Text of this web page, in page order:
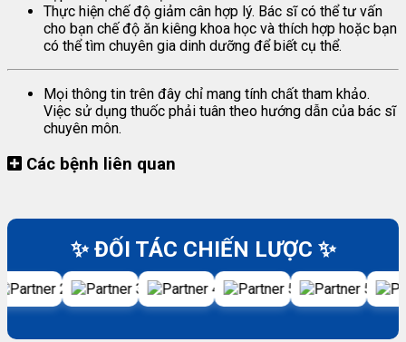
Thực hiện chế độ giảm cân hợp lý. Bác sĩ có thể tư vấn
cho bạn chế độ ăn kiêng khoa học và thích hợp hoặc bạn
có thể tìm chuyên gia dinh dưỡng để biết cụ thể.
Mọi thông tin trên đây chỉ mang tính chất tham khảo.
Việc sử dụng thuốc phải tuân theo hướng dẫn của bác sĩ
chuyên môn.
Các bệnh liên quan
✨ ĐỐI TÁC CHIẾN LƯỢC ✨